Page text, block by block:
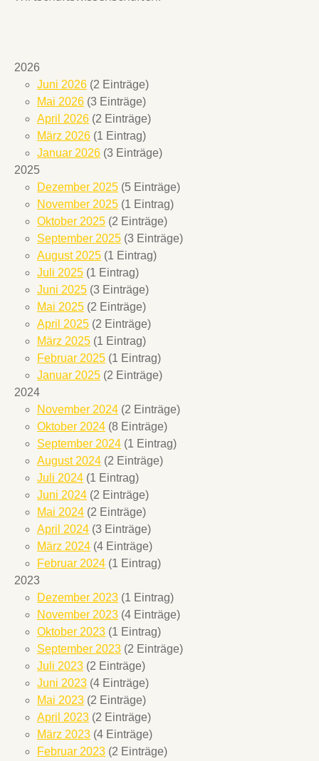
2026
Juni 2026 (2 Einträge)
Mai 2026 (3 Einträge)
April 2026 (2 Einträge)
März 2026 (1 Eintrag)
Januar 2026 (3 Einträge)
2025
Dezember 2025 (5 Einträge)
November 2025 (1 Eintrag)
Oktober 2025 (2 Einträge)
September 2025 (3 Einträge)
August 2025 (1 Eintrag)
Juli 2025 (1 Eintrag)
Juni 2025 (3 Einträge)
Mai 2025 (2 Einträge)
April 2025 (2 Einträge)
März 2025 (1 Eintrag)
Februar 2025 (1 Eintrag)
Januar 2025 (2 Einträge)
2024
November 2024 (2 Einträge)
Oktober 2024 (8 Einträge)
September 2024 (1 Eintrag)
August 2024 (2 Einträge)
Juli 2024 (1 Eintrag)
Juni 2024 (2 Einträge)
Mai 2024 (2 Einträge)
April 2024 (3 Einträge)
März 2024 (4 Einträge)
Februar 2024 (1 Eintrag)
2023
Dezember 2023 (1 Eintrag)
November 2023 (4 Einträge)
Oktober 2023 (1 Eintrag)
September 2023 (2 Einträge)
Juli 2023 (2 Einträge)
Juni 2023 (4 Einträge)
Mai 2023 (2 Einträge)
April 2023 (2 Einträge)
März 2023 (4 Einträge)
Februar 2023 (2 Einträge)